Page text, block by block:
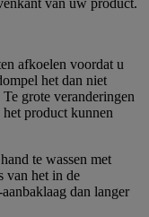
van uw product.
afkoelen voordat u
het dan niet
grote veranderingen
product kunnen
te wassen met
van het in de
dan langer